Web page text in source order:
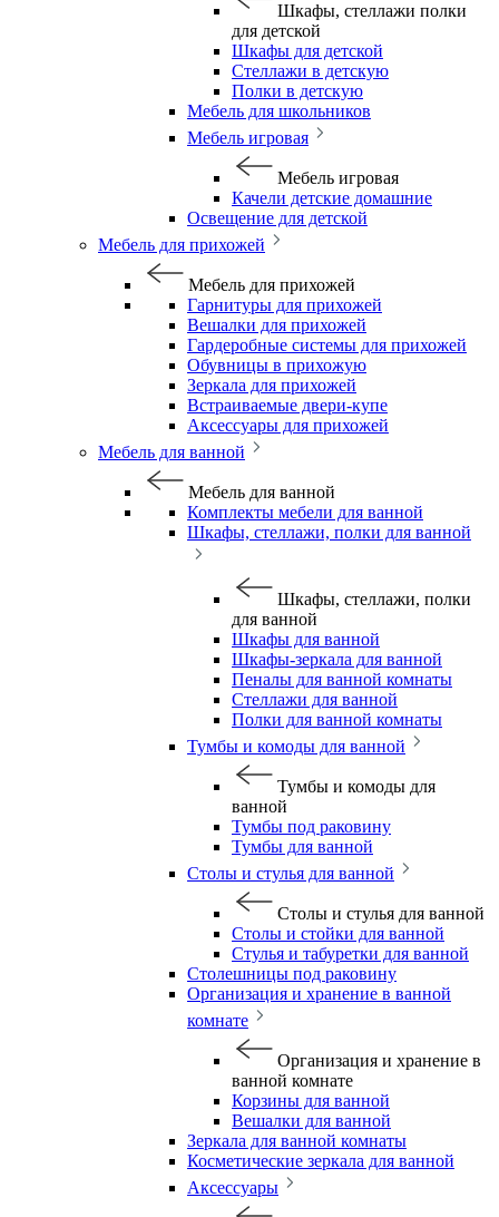
Шкафы, стеллажи полки
для детской
Шкафы для детской
Стеллажи в детскую
Полки в детскую
Мебель для школьников
Мебель игровая
Мебель игровая
Качели детские домашние
Освещение для детской
Мебель для прихожей
Мебель для прихожей
Гарнитуры для прихожей
Вешалки для прихожей
Гардеробные системы для прихожей
Обувницы в прихожую
Зеркала для прихожей
Встраиваемые двери-купе
Аксессуары для прихожей
Мебель для ванной
Мебель для ванной
Комплекты мебели для ванной
Шкафы, стеллажи, полки для ванной
Шкафы, стеллажи, полки
для ванной
Шкафы для ванной
Шкафы-зеркала для ванной
Пеналы для ванной комнаты
Стеллажи для ванной
Полки для ванной комнаты
Тумбы и комоды для ванной
Тумбы и комоды для
ванной
Тумбы под раковину
Тумбы для ванной
Столы и стулья для ванной
Столы и стулья для ванной
Столы и стойки для ванной
Стулья и табуретки для ванной
Столешницы под раковину
Организация и хранение в ванной
комнате
Организация и хранение в
ванной комнате
Корзины для ванной
Вешалки для ванной
Зеркала для ванной комнаты
Косметические зеркала для ванной
Аксессуары